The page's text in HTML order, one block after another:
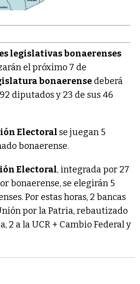
legislativas bonaerenses
el próximo 7 de
bonaerense deberá
diputados y 23 de sus 46
Electoral se juegan 5
bonaerense.
Electoral, integrada por 27
bonaerense, se elegirán 5
Por estas horas, 2 bancas
por la Patria, rebautizado
2 a la UCR + Cambio Federal y